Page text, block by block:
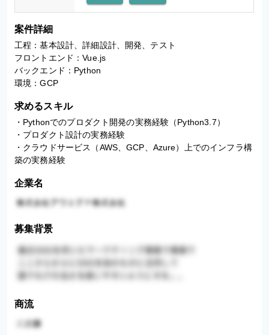
案件詳細
工程：基本設計、詳細設計、開発、テスト
フロントエンド：Vue.js
バックエンド：Python
環境：GCP
求めるスキル
・Pythonでのプロダクト開発の実務経験（Python3.7）
・プロダクト設計の実務経験
・クラウドサービス（AWS、GCP、Azure）上でのインフラ構
築の実務経験
企業名
募集背景
商流